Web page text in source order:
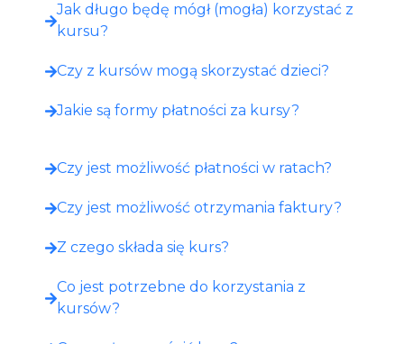
Jak długo będę mógł (mogła) korzystać z
kursu?
Czy z kursów mogą skorzystać dzieci?
Jakie są formy płatności za kursy?
Czy jest możliwość płatności w ratach?
Czy jest możliwość otrzymania faktury?
Z czego składa się kurs?
Co jest potrzebne do korzystania z
kursów?